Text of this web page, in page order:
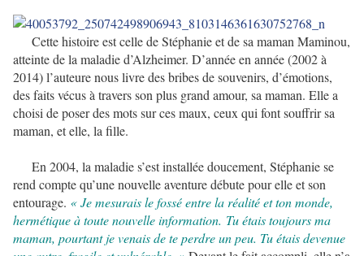
Cette histoire est celle de Stéphanie et de sa maman Maminou,
atteinte de la maladie d’Alzheimer. D’année en année (2002 à
2014) l’auteure nous livre des bribes de souvenirs, d’émotions,
des faits vécus à travers son plus grand amour, sa maman. Elle a
choisi de poser des mots sur ces maux, ceux qui font souffrir sa
maman, et elle, la fille.
En 2004, la maladie s’est installée doucement, Stéphanie se
rend compte qu’une nouvelle aventure débute pour elle et son
entourage. « Je mesurais le fossé entre la réalité et ton monde,
hermétique à toute nouvelle information. Tu étais toujours ma
maman, pourtant je venais de te perdre un peu. Tu étais devenue